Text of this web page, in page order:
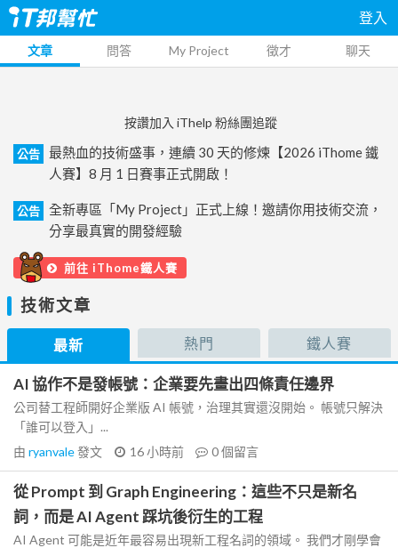
登入
文章 問答 My Project 徵才 聊天
按讚加入 iThelp 粉絲團追蹤
公告
最熱血的技術盛事，連續 30 天的修煉【2026 iThome 鐵
人賽】8 月 1 日賽事正式開啟！
公告
全新專區「My Project」正式上線！邀請你用技術交流，
分享最真實的開發經驗
前往 iThome鐵人賽
技術文章
最新 熱門 鐵人賽
AI 協作不是發帳號：企業要先畫出四條責任邊界
公司替工程師開好企業版 AI 帳號，治理其實還沒開始。 帳號只解決
「誰可以登入」...
由 ryanvale發文 16 小時前 0個留言
從 Prompt 到 Graph Engineering：這些不只是新名
詞，而是 AI Agent 踩坑後衍生的工程
AI Agent 可能是近年最容易出現新工程名詞的領域。 我們才剛學會